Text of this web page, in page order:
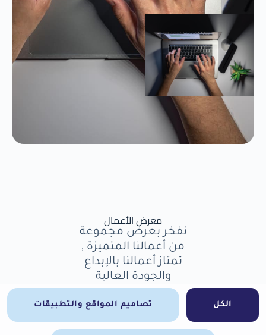
معرض الأعمال
نفخر بعرض مجموعة
من أعمالنا المتميزة ,
تمتاز أعمالنا بالإبداع
والجودة العالية
الكل تصاميم المواقع والتطبيقات